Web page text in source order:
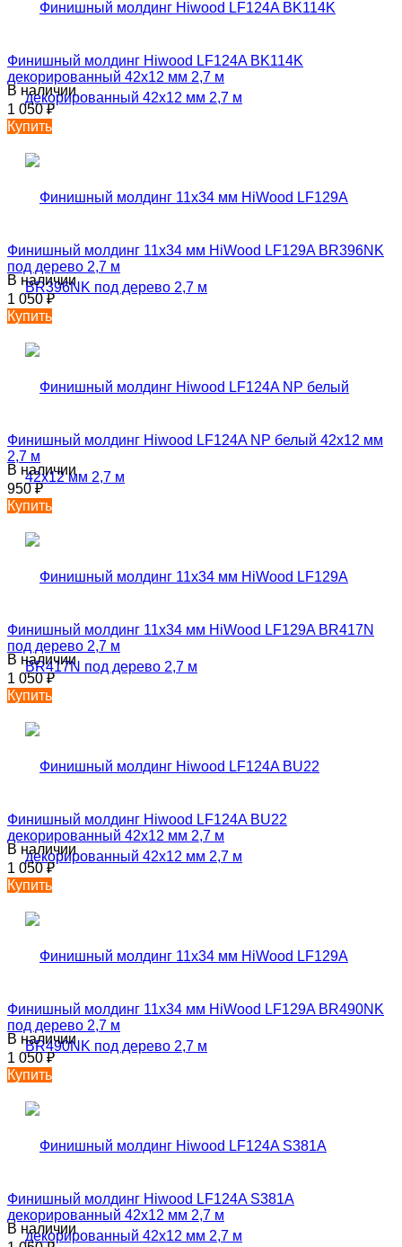
Финишный молдинг Hiwood LF124A BK114K
декорированный 42х12 мм 2,7 м
В наличии
1 050₽
Купить
Финишный молдинг 11х34 мм HiWood LF129A BR396NK
под дерево 2,7 м
В наличии
1 050₽
Купить
Финишный молдинг Hiwood LF124A NP белый 42х12 мм
2,7 м
В наличии
950₽
Купить
Финишный молдинг 11х34 мм HiWood LF129A BR417N
под дерево 2,7 м
В наличии
1 050₽
Купить
Финишный молдинг Hiwood LF124A BU22
декорированный 42х12 мм 2,7 м
В наличии
1 050₽
Купить
Финишный молдинг 11х34 мм HiWood LF129A BR490NK
под дерево 2,7 м
В наличии
1 050₽
Купить
Финишный молдинг Hiwood LF124A S381A
декорированный 42х12 мм 2,7 м
В наличии